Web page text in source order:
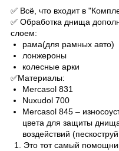
✅ Всё, что входит в
✅ Обработка днища
слоем:
рама(для рамных авто)
лонжероны
колесные арки
✅Материалы:
Mercasol 831
Nuxudol 700
Mercasol 845 –
цвета для защиты
воздействий
Это тот самый